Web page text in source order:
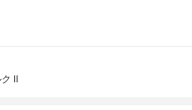
Ⅱ